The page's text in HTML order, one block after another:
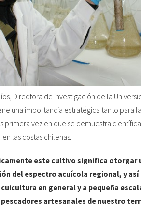
Directora de investigación de la
una importancia estratégica tanto para
primera vez en que se demuestra
las costas chilenas.
este cultivo significa otorgar
del espectro acuícola regional, y
en general y a pequeña
artesanales de nuestro